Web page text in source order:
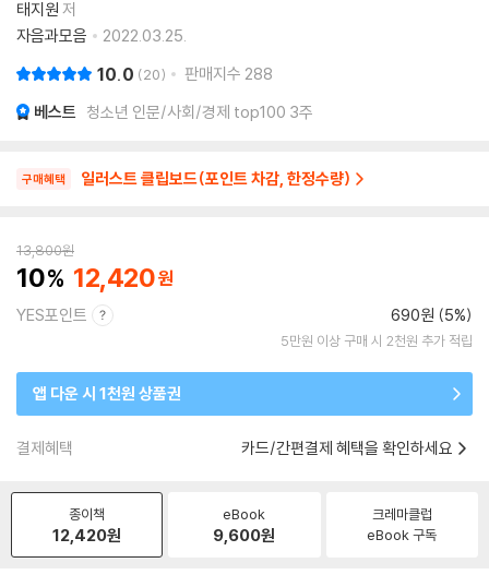
태지원 저
자음과모음
2022.03.25.
10.0 20 판매지수 288
베스트 청소년 인문/사회/경제 top100 3주
구매혜택 일러스트 클립보드(포인트 차감, 한정수량)
13,800원
10 12,420
YES포인트 690원 (5%)
5만원 이상 구매 시 2천원 추가 적립
앱 다운 시 1천원 상품권
결제혜택 카드/간편결제 혜택을 확인하세요
종이책
12,420원
eBook
9,600원
크레마클럽
eBook 구독